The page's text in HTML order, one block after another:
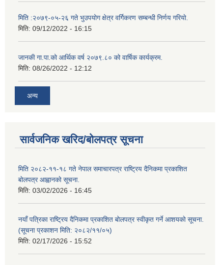
मिति :२०७९-०५-२६ गते भुउपयोग क्षेत्र वर्गिकरण सम्बन्धी निर्णय गरियो.
मिति: 09/12/2022 - 16:15
जानकी गा.पा.को आर्थिक वर्ष २०७९.८० को वार्षिक कार्यक्रम.
मिति: 08/26/2022 - 12:12
अन्य
सार्वजनिक खरिद/बोलपत्र सूचना
मिति २०८२-११-१८ गते नेपाल समाचारपत्र राष्ट्रिय दैनिकमा प्रकाशित
बोलपत्र आह्वानको सूचना.
मिति: 03/02/2026 - 16:45
नयाँ पत्रिका राष्ट्रिय दैनिकमा प्रकाशित बोलपत्र स्वीकृत गर्ने आशयको सूचना.
(सूचना प्रकाशन मिति: २०८२/११/०५)
मिति: 02/17/2026 - 15:52